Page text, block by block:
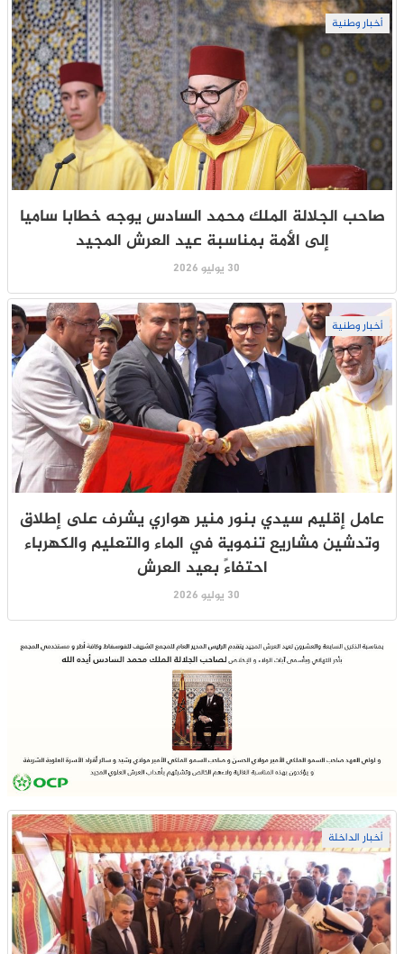
أخبار وطنية
صاحب الجلالة الملك محمد السادس يوجه خطابا ساميا
إلى الأمة بمناسبة عيد العرش المجيد
30 يوليو 2026
أخبار وطنية
عامل إقليم سيدي بنور منير هواري يشرف على إطلاق
وتدشين مشاريع تنموية في الماء والتعليم والكهرباء
احتفاءً بعيد العرش
30 يوليو 2026
أخبار الداخلة